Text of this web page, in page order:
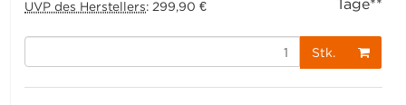
UVP des Herstellers: 299,90 €
Tage**
Stk.